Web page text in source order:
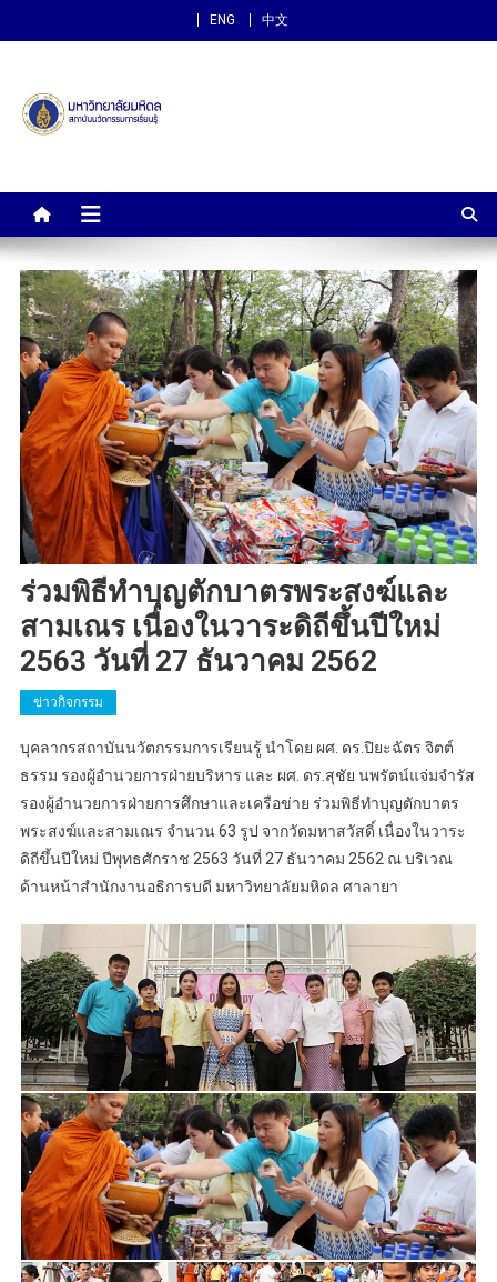
ENG 中文
สถาบันนวัตกรรมการเรียนรู้
ร่วมพิธีทำบุญตักบาตรพระสงฆ์และ
สามเณร เนื่องในวาระดิถีขึ้นปีใหม่
2563 วันที่ 27 ธันวาคม 2562
ข่าวกิจกรรม
บุคลากรสถาบันนวัตกรรมการเรียนรู้ นำโดย ผศ. ดร.ปิยะฉัตร จิตต์
ธรรม รองผู้อำนวยการฝ่ายบริหาร และ ผศ. ดร.สุชัย นพรัตน์แจ่มจำรัส
รองผู้อำนวยการฝ่ายการศึกษาและเครือข่าย ร่วมพิธีทำบุญตักบาตร
พระสงฆ์และสามเณร จำนวน 63 รูป จากวัดมหาสวัสดิ์ เนื่องในวาระ
ดิถีขึ้นปีใหม่ ปีพุทธศักราช 2563 วันที่ 27 ธันวาคม 2562 ณ บริเวณ
ด้านหน้าสำนักงานอธิการบดี มหาวิทยาลัยมหิดล ศาลายา